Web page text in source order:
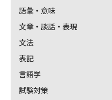
語彙・意味
文章・談話・表現
文法
表記
言語学
試験対策